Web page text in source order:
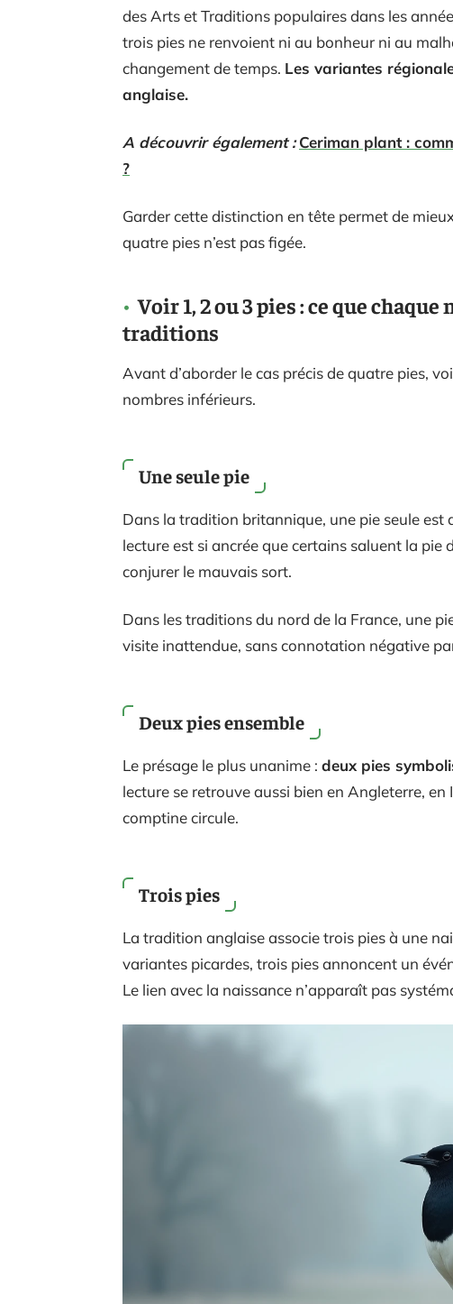
des Arts et Traditions populaires dans les
trois pies ne renvoient ni au bonheur ni au
changement de temps. Les variantes
anglaise.
A découvrir également : Ceriman plant :
?
Garder cette distinction en tête permet de
quatre pies n’est pas figée.
Voir 1, 2 ou 3 pies : ce que
traditions
Avant d’aborder le cas précis de quatre pies,
nombres inférieurs.
Une seule pie
Dans la tradition britannique, une pie seule est
lecture est si ancrée que certains saluent la pie
conjurer le mauvais sort.
Dans les traditions du nord de la France, une
visite inattendue, sans connotation négative
Deux pies ensemble
Le présage le plus unanime : deux pies
lecture se retrouve aussi bien en Angleterre,
comptine circule.
Trois pies
La tradition anglaise associe trois pies à une
variantes picardes, trois pies annoncent un
Le lien avec la naissance n’apparaît pas